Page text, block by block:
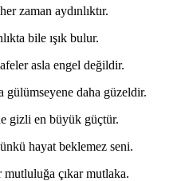
zaman aydınlıktır.
bile ışık bulur.
asla engel değildir.
gülümseyene daha güzeldir.
gizli en büyük güçtür.
hayat beklemez seni.
mutluluğa çıkar mutlaka.